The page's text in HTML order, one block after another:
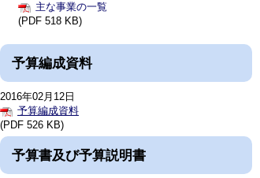
主な事業の一覧
(PDF 518 KB)
予算編成資料
2016年02月12日
予算編成資料
(PDF 526 KB)
予算書及び予算説明書